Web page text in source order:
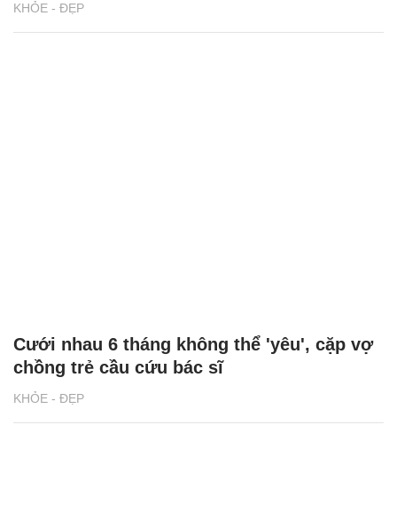
KHỎE - ĐẸP
KHỎE - ĐẸP
Cưới nhau 6 tháng không thể 'yêu', cặp vợ
chồng trẻ cầu cứu bác sĩ